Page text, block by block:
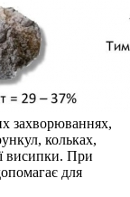
захворюваннях,
кольках,
висипки. При
для